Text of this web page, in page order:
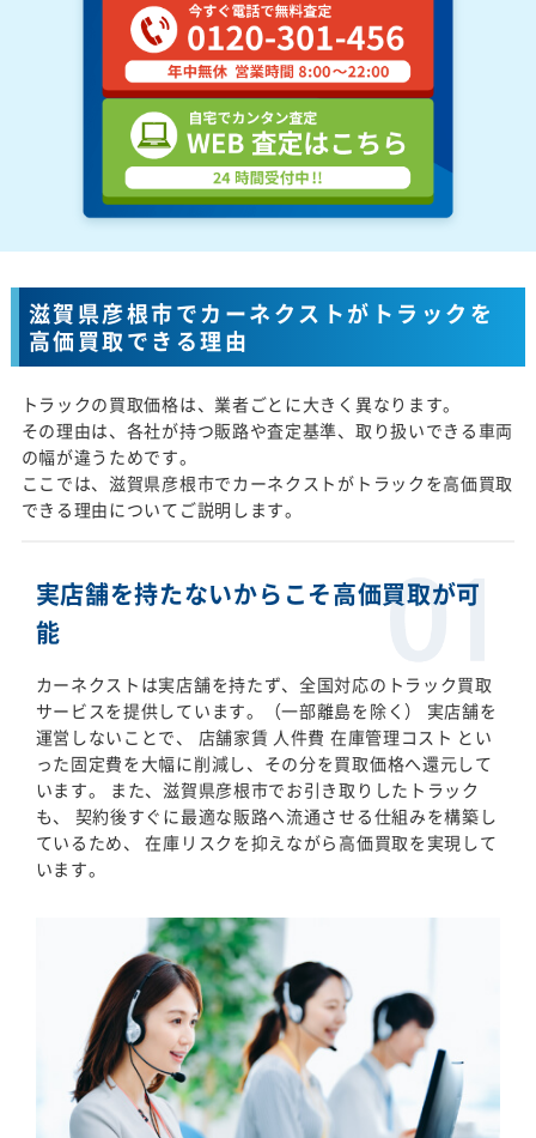
滋賀県彦根市でカーネクストがトラックを
高価買取できる理由
トラックの買取価格は、業者ごとに大きく異なります。
その理由は、各社が持つ販路や査定基準、取り扱いできる車両
の幅が違うためです。
ここでは、滋賀県彦根市でカーネクストがトラックを高価買取
できる理由についてご説明します。
実店舗を持たないからこそ高価買取が可
能
カーネクストは実店舗を持たず、全国対応のトラック買取
サービスを提供しています。（一部離島を除く） 実店舗を
運営しないことで、 店舗家賃 人件費 在庫管理コスト とい
った固定費を大幅に削減し、その分を買取価格へ還元して
います。 また、滋賀県彦根市でお引き取りしたトラック
も、 契約後すぐに最適な販路へ流通させる仕組みを構築し
ているため、 在庫リスクを抑えながら高価買取を実現して
います。